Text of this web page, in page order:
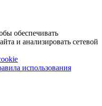
обеспечивать
и анализировать сетевой
использования